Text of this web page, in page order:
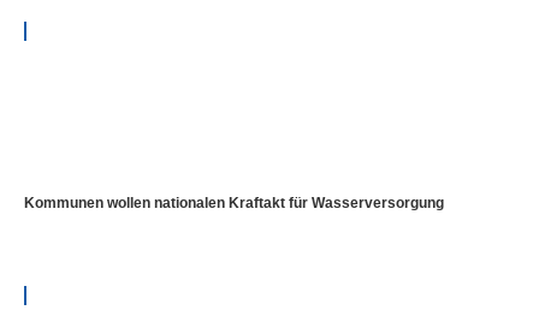
Kommunen wollen nationalen Kraftakt für Wasserversorgung